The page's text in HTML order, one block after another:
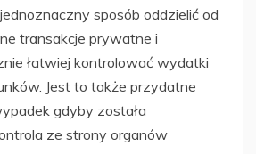
sposób oddzielić od
transakcje prywatne i
łatwiej kontrolować wydatki
Jest to także przydatne
gdyby została
ze strony organów